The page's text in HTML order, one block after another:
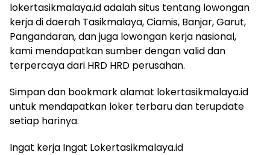
lokertasikmalaya.id adalah situs tentang lowongan
kerja di daerah Tasikmalaya, Ciamis, Banjar, Garut,
Pangandaran, dan juga lowongan kerja nasional,
kami mendapatkan sumber dengan valid dan
terpercaya dari HRD HRD perusahan.
Simpan dan bookmark alamat lokertasikmalaya.id
untuk mendapatkan loker terbaru dan terupdate
setiap harinya.
Ingat kerja Ingat Lokertasikmalaya.id